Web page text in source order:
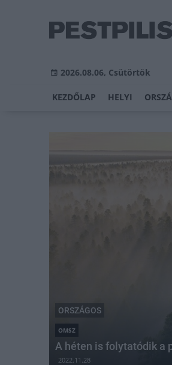
2026.08.06, Csütörtök
KEZDŐLAP HELYI
ORSZÁGOS
OMSZ
A héten is folytatódik a
2022.11.28